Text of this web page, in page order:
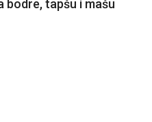
bodre, tapšu i mašu